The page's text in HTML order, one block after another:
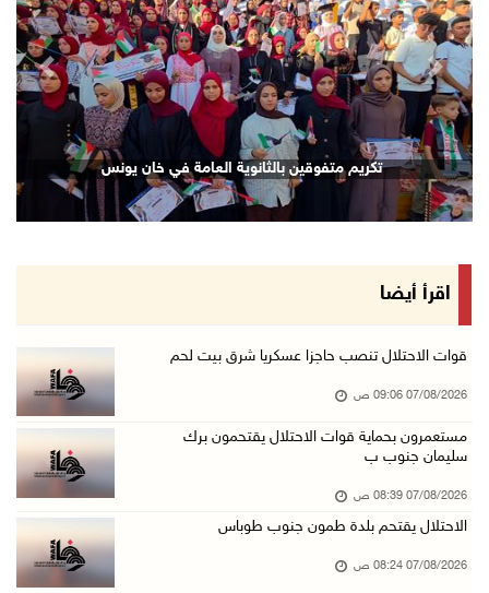
الاحتلال يخطر باقتلاع أشجار من 310 دونمات وال ...
06/آب/2026 11:14 م
قوات الاحتلال تقتحم يعبد جنوب غرب جنين
06/آب/2026 10:49 م
48 إصابة منذ بدء عدوان الاحتلال على مخيم قلند ...
06/آب/2026 10:45 م
الاحتلال يعتقل شابين من المغير
وزير الداخلية يبحث مع مكافحة المخدرات الدولي ...
رئيس بلدية الخليل يطلع وفدا أميركيا على تطورا ...
06/آب/2026 09:59 م
06/آب/2026 09:17 م
إصابة مسن بجروح ورضوض إثر اعتداء جيش الاحتلال ...
06/آب/2026 09:13 م
ورشة توصي بخطة عاجلة لاستعادة التعليم الوجاهي ...
تكريم متفوقين بالثانوية العامة في خان يونس
Next
اقرأ أيضا
قوات الاحتلال تنصب حاجزا عسكريا شرق بيت لحم
07/08/2026 09:06 ص
مستعمرون بحماية قوات الاحتلال يقتحمون برك
سليمان جنوب ب
07/08/2026 08:39 ص
الاحتلال يقتحم بلدة طمون جنوب طوباس
07/08/2026 08:24 ص